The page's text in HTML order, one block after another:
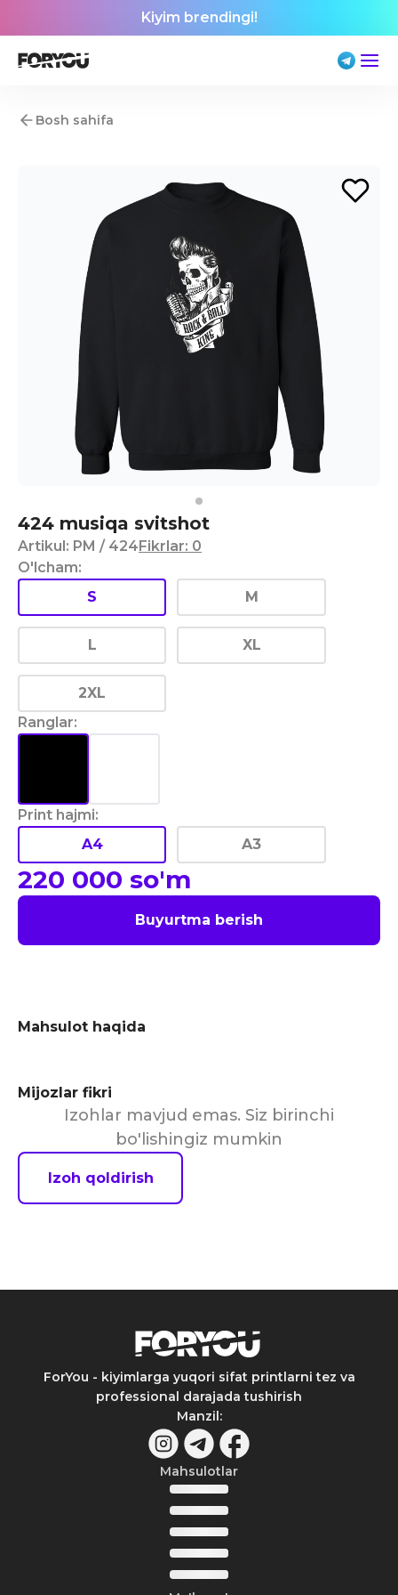
Kiyim brendingi!
Bosh sahifa
424 musiqa svitshot
Artikul: PM / 424Fikrlar: 0
O'lcham:
S
M
L XL
2XL
Ranglar:
Print hajmi:
A4
A3
220 000 so'm
Buyurtma berish
Mahsulot haqida
Mijozlar fikri
Izohlar mavjud emas. Siz birinchi
bo'lishingiz mumkin
Izoh qoldirish
ForYou - kiyimlarga yuqori sifat printlarni tez va
professional darajada tushirish
Manzil:
Mahsulotlar